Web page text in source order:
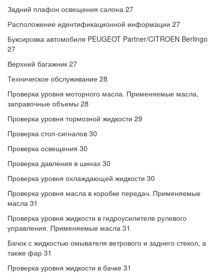
Задний плафон освещения салона 27
Расположение идентификационной информации 27
Буксировка автомобиля PEUGEOT Partner/CITROEN Berlingo
27
Верхний багажник 27
Техническое обслуживание 28
Проверка уровня моторного масла. Применяемые масла,
заправочные объемы 28
Проверка уровня тормозной жидкости 29
Проверка стоп-сигналов 30
Проверка освещения 30
Проверка давления в шинах 30
Проверка уровня охлаждающей жидкости 30
Проверка уровня масла в коробке передач. Применяемые
масла 31
Проверка уровня жидкости в гидроусилителе рулевого
управления. Применяемые масла 31
Бачок с жидкостью омывателя ветрового и заднего стекол, а
также фар 31
Проверка уровня жидкости в бачке 31